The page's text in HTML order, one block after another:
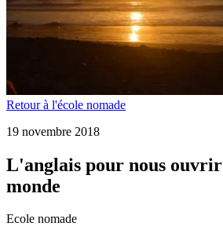
Retour à l'école nomade
19 novembre 2018
L'anglais pour nous ouvrir
monde
Ecole nomade